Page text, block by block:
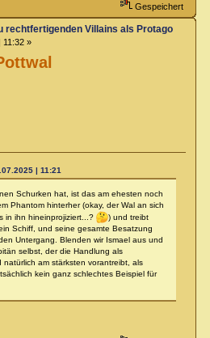
Gespeichert
rechtfertigenden Villains als Protagonisten?
11:32 »
| 11:21
Schurken hat, ist das am ehesten noch
Phantom hinterher (okay, der Wal an sich
in ihn hineinprojiziert...?
) und treibt
Schiff, und seine gesamte Besatzung
Untergang. Blenden wir Ismael aus und
selbst, der die Handlung als
am stärksten vorantreibt, als
kein ganz schlechtes Beispiel für